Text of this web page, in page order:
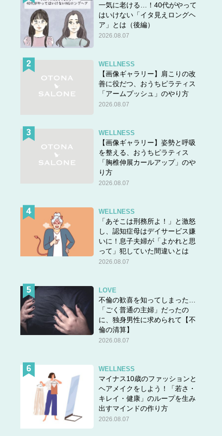
一気に老ける…！40代がやって
はいけない「イタ見えロングヘ
ア」とは（後編）
2026.08.07
WELLNESS
【画像ギャラリー】肩こりの改
善に役だつ、おうちピラティス
「アームプッシュ」のやり方
2026.08.07
WELLNESS
【画像ギャラリー】姿勢と呼吸
を整える、おうちピラティス
「胸椎伸展カールアップ」のや
り方
2026.08.07
WELLNESS
「あそこは刑務所よ！」と激怒
し、認知症母はデイサービス嫌
いに！息子夫婦が「よかれと思
って」犯していた間違いとは
2026.08.07
LOVE
不倫の歓喜を知ってしまった…
「ごく普通の主婦」だったの
に、独身男性に求められて【不
倫の清算】
2026.08.07
WELLNESS
マイナス10歳のファッションと
ヘアメイクをしよう！「若さ・
キレイ・健康」のループを生み
出すマインドの作り方
2026.08.07